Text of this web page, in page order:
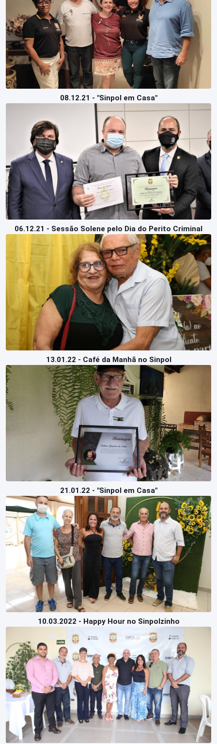
08.12.21 - "Sinpol em Casa"
06.12.21 - Sessão Solene pelo Dia do Perito Criminal
13.01.22 - Café da Manhã no Sinpol
21.01.22 - "Sinpol em Casa"
10.03.2022 - Happy Hour no Sinpolzinho